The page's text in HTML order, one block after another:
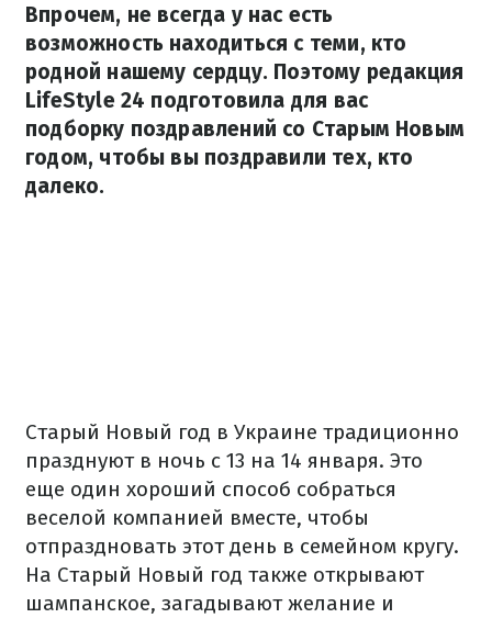
Впрочем, не всегда у нас есть
возможность находиться с теми, кто
родной нашему сердцу. Поэтому редакция
LifeStyle 24 подготовила для вас
подборку поздравлений со Старым Новым
годом, чтобы вы поздравили тех, кто
далеко.
Старый Новый год в Украине традиционно
празднуют в ночь с 13 на 14 января. Это
еще один хороший способ собраться
веселой компанией вместе, чтобы
отпраздновать этот день в семейном кругу.
На Старый Новый год также открывают
шампанское, загадывают желание и